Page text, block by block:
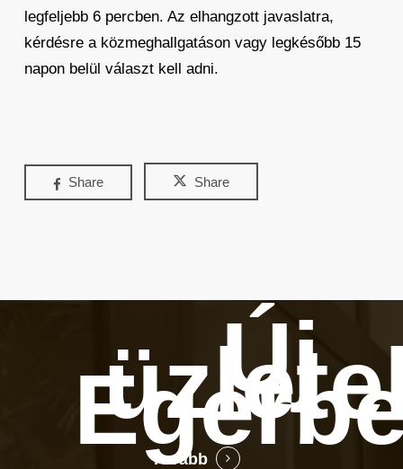
legfeljebb 6 percben. Az elhangzott javaslatra,
kérdésre a közmeghallgatáson vagy legkésőbb 15
napon belül választ kell adni.
Share Share
Új
Tovább